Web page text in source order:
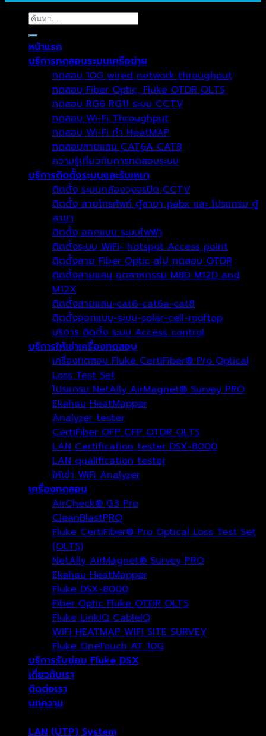
ค้นหา:
หน้าแรก
บริการทดสอบระบบเครือข่าย
ทดสอบ 10G wired network throughput
ทดสอบ Fiber Optic, Fluke OTDR OLTS
ทดสอบ RG6 RG11 ระบบ CCTV
ทดสอบ Wi-Fi Throughput
ทดสอบ Wi-Fi ทำ HeatMAP
ทดสอบสายแลน CAT6A CAT8
ความรู้เกี่ยวกับการทดสอบระบบ
บริการติดตั้งระบบและรับเหมา
ติดตั้ง ระบบกล้องวงจรปิด CCTV
ติดตั้ง สายโทรศัพท์ ตู้สาขา pabx และ โปรแกรม ตู้
สาขา
ติดตั้ง ออกแบบ ระบบไฟฟ้า
ติดตั้งระบบ WiFi- hotspot Access point
ติดตั้งสาย Fiber Optic สไป ทดสอบ OTDR
ติดตั้งสายแลน อุตสาหกรรม M8D M12D and
M12X
ติดตั้งสายแลน-cat6-cat6a-cat8
ติดตั้งออกแบบ-ระบบ-solar-cell-rooftop
บริการ ติดตั้ง ระบบ Access control
บริการให้เช่าเครื่องทดสอบ
เครื่องทดสอบ Fluke CertiFiber® Pro Optical
Loss Test Set
โปรแกรม NetAlly AirMagnet® Survey PRO
Ekahau HeatMapper
Analyzer tester
CertiFiber OFP CFP OTDR OLTS
LAN Certification tester DSX-8000
LAN qualification tester
ให้เช่า WiFi Analyzer
เครื่องทดสอบ
AirCheck® G3 Pro
CleanBlastPRO
Fluke CertiFiber® Pro Optical Loss Test Set
(OLTS)
NetAlly AirMagnet® Survey PRO
Ekahau HeatMapper
Fluke DSX-8000
Fiber Optic Fluke OTDR OLTS
Fluke LinkIQ CableIQ
WIFI HEATMAP WIFI SITE SURVEY
Fluke OneTouch AT 10G
บริการรับซ่อม Fluke DSX
เกี่ยวกับเรา
ติดต่อเรา
บทความ
LAN (UTP) System